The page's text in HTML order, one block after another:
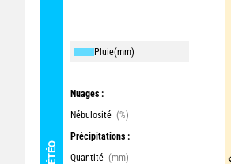
MÉTÉO
Pluie(mm)
Nuages :
Nébulosité (%)
Précipitations :
Quantité (mm)